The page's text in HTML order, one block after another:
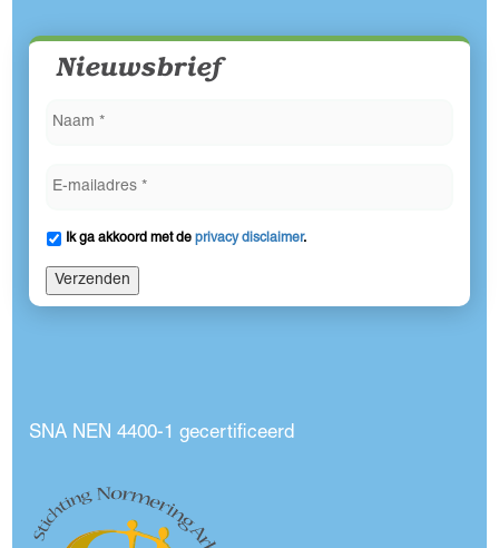
Nieuwsbrief
Ik ga akkoord met deprivacy disclaimer.
Verzenden
SNA NEN 4400-1 gecertificeerd